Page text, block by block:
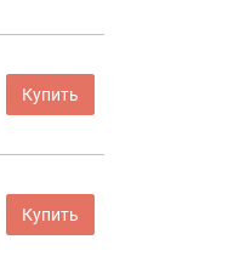
Купить
Купить